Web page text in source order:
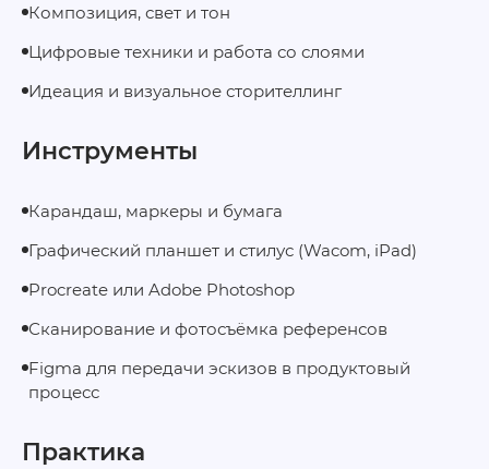
Композиция, свет и тон
Цифровые техники и работа со слоями
Идеация и визуальное сторителлинг
Инструменты
Карандаш, маркеры и бумага
Графический планшет и стилус (Wacom, iPad)
Procreate или Adobe Photoshop
Сканирование и фотосъёмка референсов
Figma для передачи эскизов в продуктовый
процесс
Практика